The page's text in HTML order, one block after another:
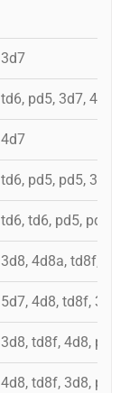
3d7
td6, pd5, 3d7, 4d6,
4d7
td6, pd5, pd5, 3d7
td6, td6, pd5, pd5
3d8, 4d8a, td8f, 8d7,
5d7, 4d8, td8f, 3d7s,
3d8, td8f, 4d8, pd6,
4d8, td8f, 3d8, pd6,